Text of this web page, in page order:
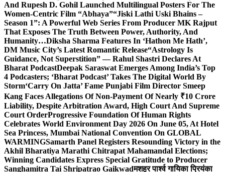
And Rupesh D. Gohil Launched Multilingual Posters For The
Women-Centric Film “Abhaya”“Jiski Lathi Uski Bhains –
Season 1”: A Powerful Web Series From Producer MK Rajput
That Exposes The Truth Between Power, Authority, And
Humanity…Diksha Sharma Features In ‘Hathon Me Hath’,
DM Music City’s Latest Romantic Release“Astrology Is
Guidance, Not Superstition” — Rahul Shastri Declares At
Bharat PodcastDeepak Saraswat Emerges Among India’s Top
4 Podcasters; ‘Bharat Podcast’ Takes The Digital World By
Storm‘Carry On Jatta’ Fame Punjabi Film Director Smeep
Kang Faces Allegations Of Non-Payment Of Nearly ₹10 Crore
Liability, Despite Arbitration Award, High Court And Supreme
Court OrderProgressive Foundation Of Human Rights
Celebrates World Environment Day 2026 On June 05, At Hotel
Sea Princess, Mumbai National Convention On GLOBAL
WARMINGSamarth Panel Registers Resounding Victory in the
Akhil Bharatiya Marathi Chitrapat Mahamandal Elections;
Winning Candidates Express Special Gratitude to Producer
Sanghamitra Tai Shripatrao Gaikwadमशहूर पार्श्व गायिका प्रियंका